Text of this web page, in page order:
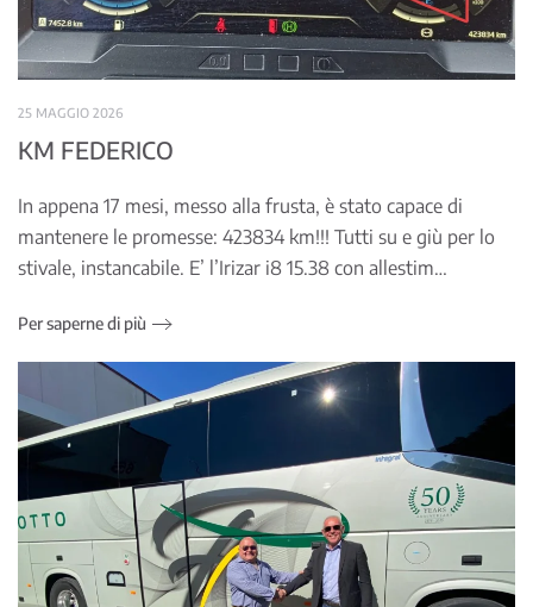
25 MAGGIO 2026
KM FEDERICO
In appena 17 mesi, messo alla frusta, è stato capace di
mantenere le promesse: 423834 km!!! Tutti su e giù per lo
stivale, instancabile. E’ l’Irizar i8 15.38 con allestim…
Per saperne di più